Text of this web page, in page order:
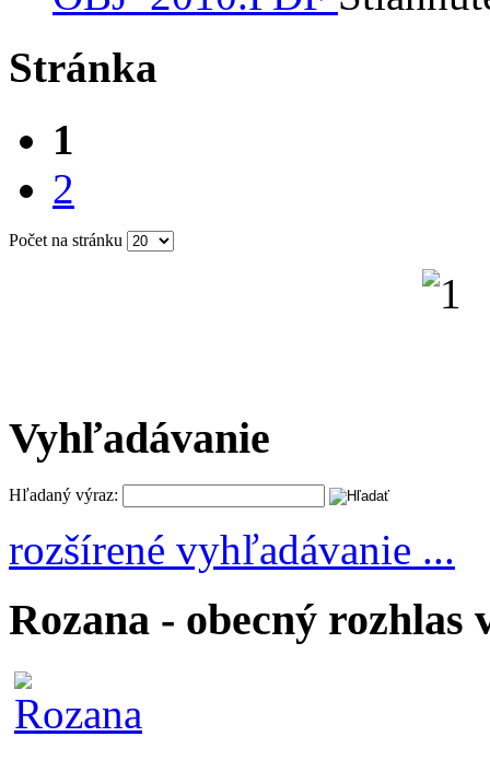
Stránka
1
2
Počet na stránku
Vyhľadávanie
Hľadaný výraz:
rozšírené vyhľadávanie ...
Rozana - obecný rozhlas